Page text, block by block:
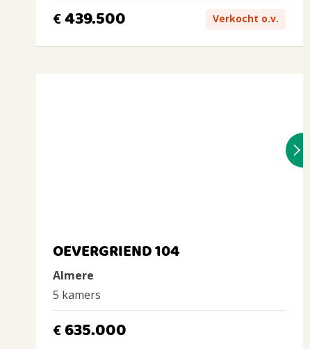
€439.500 Verkocht o.v.
OEVERGRIEND 104
Almere
5 kamers
€635.000